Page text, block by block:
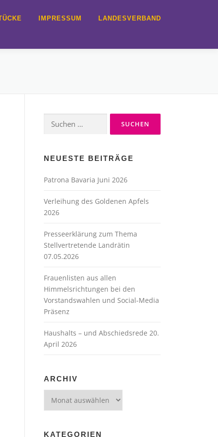
IMPRESSUM LANDESVERBAND
nach:
NEUESTE BEITRÄGE
Patrona Bavaria Juni 2026
Verleihung des Goldenen Apfels
2026
Presseerklärung zum Thema
Stellvertretende Landrätin
07.05.2026
Frauenlisten aus allen
Himmelsrichtungen bei den
Vorstandswahlen und Social-Media
Präsenz
Haushalts – und Abschiedsrede 20.
April 2026
ARCHIV
KATEGORIEN